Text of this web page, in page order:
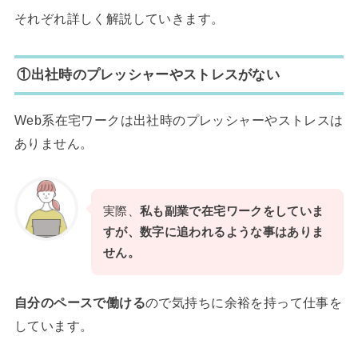
それぞれ詳しく解説していきます。
①出社時のプレッシャーやストレスがない
Web系在宅ワークは出社時のプレッシャーやストレスは
ありません。
実際、 私も副業で在宅ワークをしていま
すが、数字に追われるような事はありま
せん。
自分のペースで働けるので気持ちに余裕を持って仕事を
しています。